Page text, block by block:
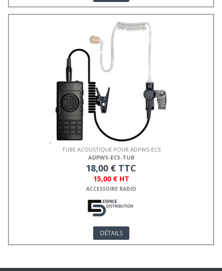
TUBE ACOUSTIQUE POUR ADPWS-ECS
ADPWS-ECS-TUB
18,00 € TTC
15,00 € HT
ACCESSOIRE RADIO
DÉTAILS